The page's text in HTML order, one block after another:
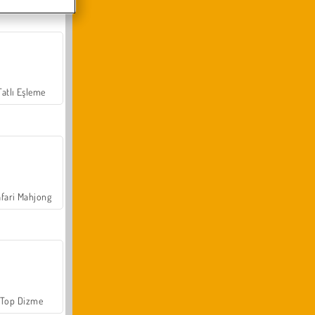
Eşleme
Mahjong
Top Dizme